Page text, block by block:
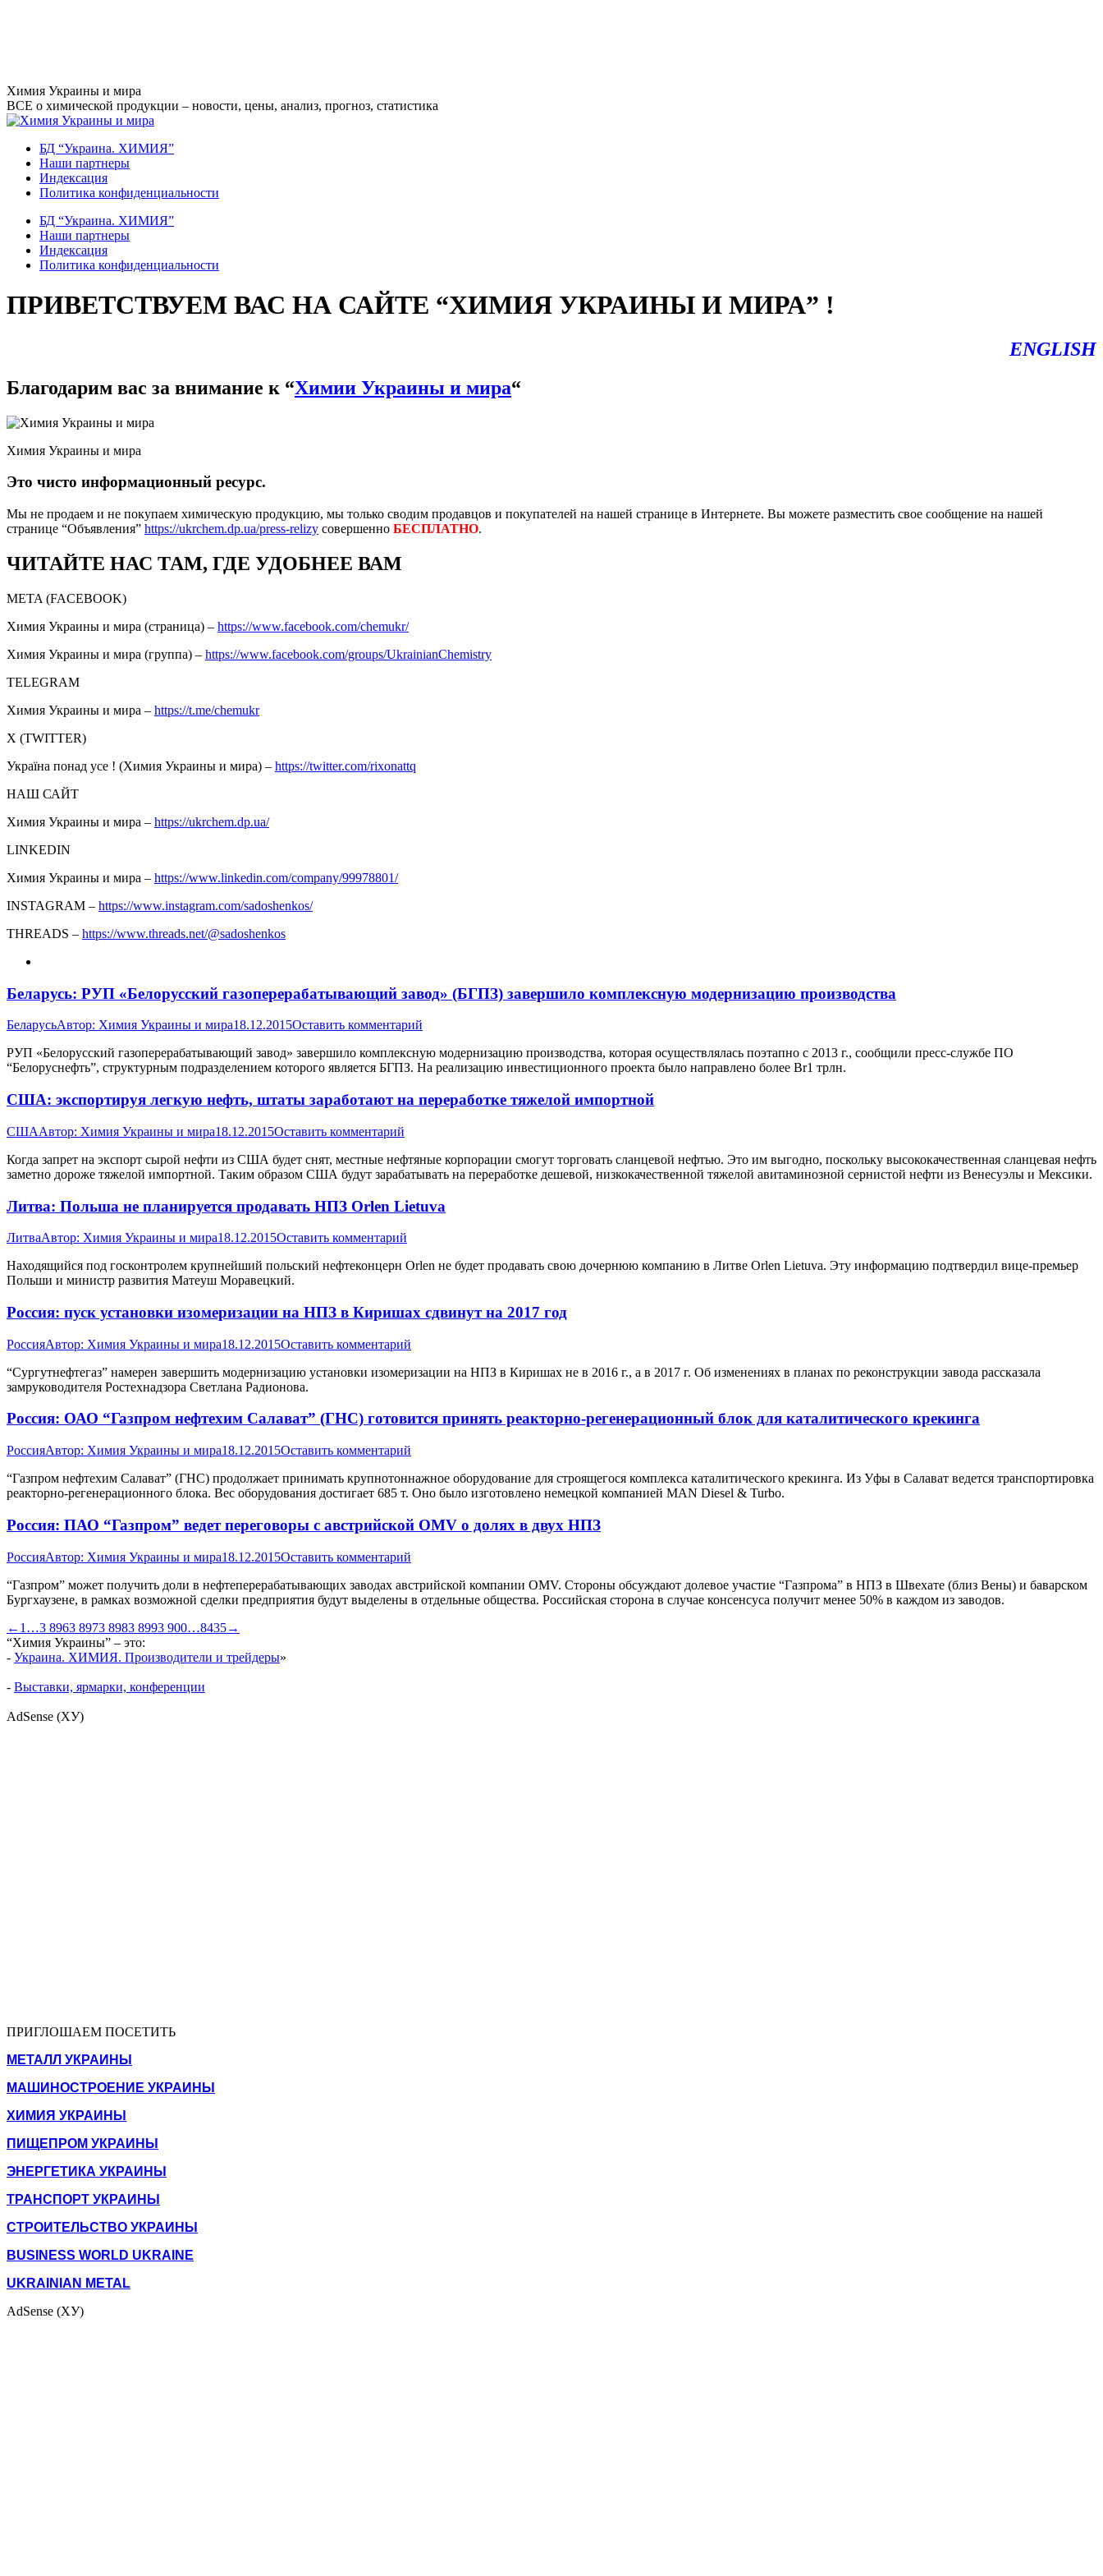
Перейти
к
содержанию
Химия Украины и мира
ВСЕ о химической продукции – новости, цены, анализ, прогноз, статистика
БД “Украина. ХИМИЯ”
Наши партнеры
Индексация
Политика конфиденциальности
БД “Украина. ХИМИЯ”
Наши партнеры
Индексация
Политика конфиденциальности
ПРИВЕТСТВУЕМ ВАС НА САЙТЕ “ХИМИЯ УКРАИНЫ И МИРА” !
ENGLISH
Благодарим вас за внимание к “Химии Украины и мира“
Химия Украины и мира
Это чисто информационный ресурс.
Мы не продаем и не покупаем химическую продукцию, мы только сводим продавцов и покупателей на нашей странице в Интернете. Вы можете разместить свое сообщение на нашей
странице “Объявления” https://ukrchem.dp.ua/press-relizy совершенно БЕСПЛАТНО.
ЧИТАЙТЕ НАС ТАМ, ГДЕ УДОБНЕЕ ВАМ
META (FACEBOOK)
Химия Украины и мира (страница) – https://www.facebook.com/chemukr/
Химия Украины и мира (группа) – https://www.facebook.com/groups/UkrainianChemistry
TELEGRAM
Химия Украины и мира – https://t.me/chemukr
Х (TWITTER)
Україна понад усе ! (Химия Украины и мира) – https://twitter.com/rixonattq
НАШ САЙТ
Химия Украины и мира – https://ukrchem.dp.ua/
LINKEDIN
Химия Украины и мира – https://www.linkedin.com/company/99978801/
INSTAGRAM – https://www.instagram.com/sadoshenkos/
THREADS – https://www.threads.net/@sadoshenkos
Беларусь: РУП «Белорусский газоперерабатывающий завод» (БГПЗ) завершило комплексную модернизацию производства
БеларусьАвтор: Химия Украины и мира18.12.2015Оставить комментарий
РУП «Белорусский газоперерабатывающий завод» завершило комплексную модернизацию производства, которая осуществлялась поэтапно с 2013 г., сообщили пресс-службе ПО
“Белоруснефть”, структурным подразделением которого является БГПЗ. На реализацию инвестиционного проекта было направлено более Br1 трлн.
США: экспортируя легкую нефть, штаты заработают на переработке тяжелой импортной
СШААвтор: Химия Украины и мира18.12.2015Оставить комментарий
Когда запрет на экспорт сырой нефти из США будет снят, местные нефтяные корпорации смогут торговать сланцевой нефтью. Это им выгодно, поскольку высококачественная сланцевая нефть
заметно дороже тяжелой импортной. Таким образом США будут зарабатывать на переработке дешевой, низкокачественной тяжелой авитаминозной сернистой нефти из Венесуэлы и Мексики.
Литва: Польша не планируется продавать НПЗ Orlen Lietuva
ЛитваАвтор: Химия Украины и мира18.12.2015Оставить комментарий
Находящийся под госконтролем крупнейший польский нефтеконцерн Orlen не будет продавать свою дочернюю компанию в Литве Orlen Lietuva. Эту информацию подтвердил вице-премьер
Польши и министр развития Матеуш Моравецкий.
Россия: пуск установки изомеризации на НПЗ в Киришах сдвинут на 2017 год
РоссияАвтор: Химия Украины и мира18.12.2015Оставить комментарий
“Сургутнефтегаз” намерен завершить модернизацию установки изомеризации на НПЗ в Киришах не в 2016 г., а в 2017 г. Об изменениях в планах по реконструкции завода рассказала
замруководителя Ростехнадзора Светлана Радионова.
Россия: ОАО “Газпром нефтехим Салават” (ГНС) готовится принять реакторно-регенерационный блок для каталитического крекинга
РоссияАвтор: Химия Украины и мира18.12.2015Оставить комментарий
“Газпром нефтехим Салават” (ГНС) продолжает принимать крупнотоннажное оборудование для строящегося комплекса каталитического крекинга. Из Уфы в Салават ведется транспортировка
реакторно-регенерационного блока. Вес оборудования достигает 685 т. Оно было изготовлено немецкой компанией MAN Diesel & Turbo.
Россия: ПАО “Газпром” ведет переговоры с австрийской OMV о долях в двух НПЗ
РоссияАвтор: Химия Украины и мира18.12.2015Оставить комментарий
“Газпром” может получить доли в нефтеперерабатывающих заводах австрийской компании OMV. Стороны обсуждают долевое участие “Газпрома” в НПЗ в Швехате (близ Вены) и баварском
Бургхаузене, в рамках возможной сделки предприятия будут выделены в отдельные общества. Российская сторона в случае консенсуса получит менее 50% в каждом из заводов.
← 1 …3 8963 8973 8983 8993 900…8435→
“Химия Украины” – это:
- Украина. ХИМИЯ. Производители и трейдеры»
- Выставки, ярмарки, конференции
AdSense (ХУ)
ПРИГЛОШАЕМ ПОСЕТИТЬ
МЕТАЛЛ УКРАИНЫ
МАШИНОСТРОЕНИЕ УКРАИНЫ
ХИМИЯ УКРАИНЫ
ПИЩЕПРОМ УКРАИНЫ
ЭНЕРГЕТИКА УКРАИНЫ
ТРАНСПОРТ УКРАИНЫ
СТРОИТЕЛЬСТВО УКРАИНЫ
BUSINESS WORLD UKRAINE
UKRAINIAN METAL
AdSense (ХУ)